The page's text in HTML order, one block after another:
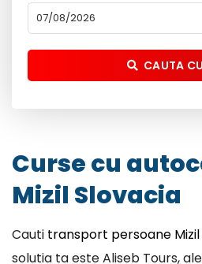
CAUTA
Curse cu
Mizil Slovacia
Cauti transport persoane Mizil
solutia ta este Aliseb Tours,